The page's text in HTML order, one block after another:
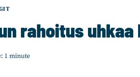
rahoitus uhkaa
1 minute